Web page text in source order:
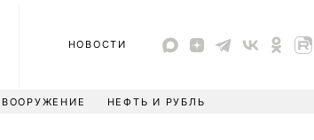
НОВОСТИ
НЕФТЬ И РУБЛЬ